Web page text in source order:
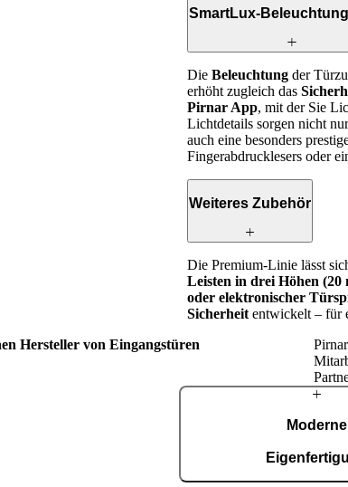
SmartLux-
Die Beleuchtung der
erhöht zugleich das
Pirnar App, mit der Sie
Lichtdetails sorgen nicht
auch eine besonders
Fingerabdrucklesers oder
Weiteres Zubehör
Die Premium-Linie lässt
Leisten in drei Höhen (20
oder elektronischer
Sicherheit entwickelt – für
Hersteller von Eingangstüren
Moderne